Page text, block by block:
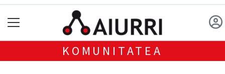
KOMUNITATEA